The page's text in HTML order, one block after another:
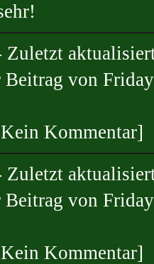
Zuletzt
Beitrag von Friday
Kommentar]
Zuletzt
Beitrag von Friday
Kommentar]